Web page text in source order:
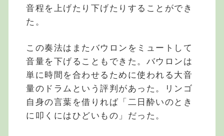
音程を上げたり下げたりすることができ
た。
この奏法はまたバウロンをミュートして
音量を下げることもできた。バウロンは
単に時間を合わせるために使われる大音
量のドラムという評判があった。リンゴ
自身の言葉を借りれば「二日酔いのとき
に叩くにはひどいもの」だった。